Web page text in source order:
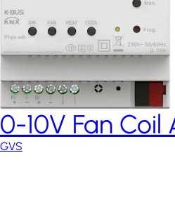
0-10V Fan
GVS